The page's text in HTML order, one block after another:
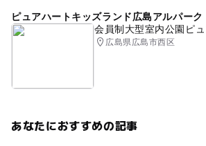
ピュアハートキッズランド広島アルパーク
会員制大型室内公園ピュ
広島県広島市西区
あなたにおすすめの記事